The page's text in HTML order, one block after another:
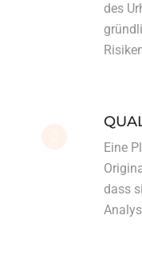
des
Eine
dass